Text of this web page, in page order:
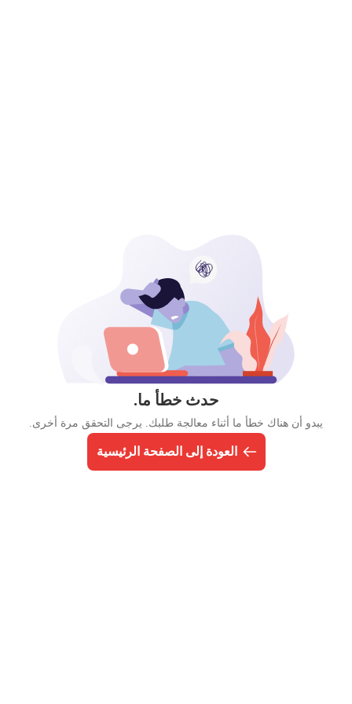
حدث خطأ ما.
يبدو أن هناك خطأ ما أثناء معالجة طلبك. يرجى التحقق مرة أخرى.
العودة إلى الصفحة الرئيسية